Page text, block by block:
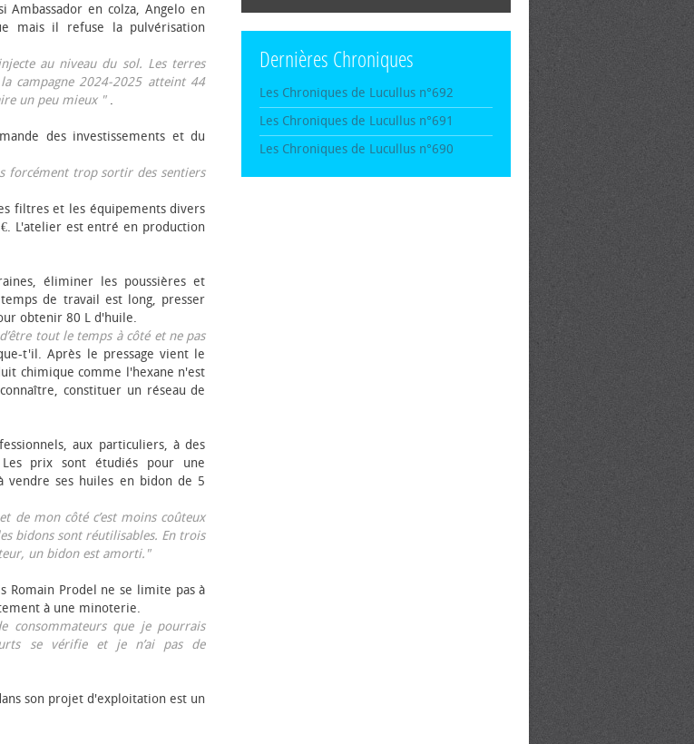
en colza, Angelo en
mais il refuse la pulvérisation
au niveau du sol. Les terres
campagne 2024-2025 atteint 44
un peu mieux ".
des investissements et du
forcément trop sortir des sentiers
filtres et les équipements divers
L'atelier est entré en production
éliminer les poussières et
de travail est long, presser
obtenir 80 L d'huile.
tout le temps à côté et ne pas
t'il. Après le pressage vient le
chimique comme l'hexane n'est
constituer un réseau de
aux particuliers, à des
prix sont étudiés pour une
ses huiles en bidon de 5
de mon côté c’est moins coûteux
bidons sont réutilisables. En trois
un bidon est amorti."
Romain Prodel ne se limite pas à
à une minoterie.
consommateurs que je pourrais
se vérifie et je n’ai pas de
son projet d'exploitation est un
Dernières Chroniques
Les Chroniques de Lucullus n°692
Les Chroniques de Lucullus n°691
Les Chroniques de Lucullus n°690